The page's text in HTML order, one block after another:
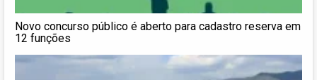
Novo concurso público é aberto para cadastro reserva em
12 funções